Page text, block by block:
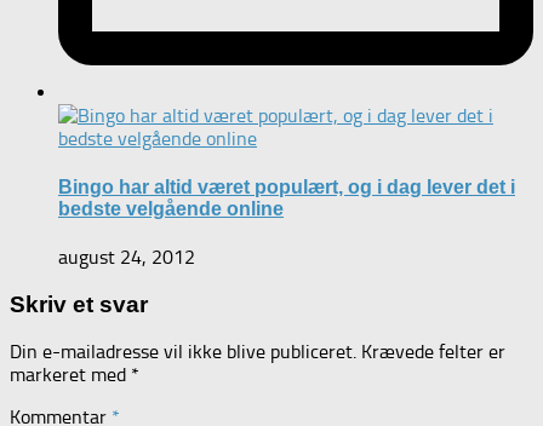
Bingo har altid været populært, og i dag lever det i
bedste velgående online
august 24, 2012
Skriv et svar
Din e-mailadresse vil ikke blive publiceret. Krævede felter er
markeret med *
Kommentar *